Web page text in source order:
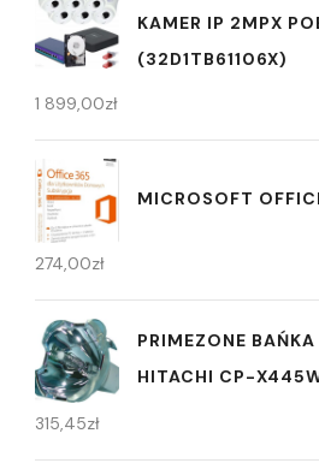
KAMER IP 2MPX
(32D1TB61106X)
1 899,00zł
MICROSOFT
274,00zł
PRIMEZONE
HITACHI CP-
315,45zł